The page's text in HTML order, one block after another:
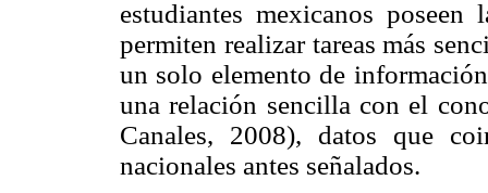
estudiantes mexicanos
permiten realizar tareas más
un solo elemento de
una relación sencilla con el
Canales, 2008), datos que
nacionales antes señalados.